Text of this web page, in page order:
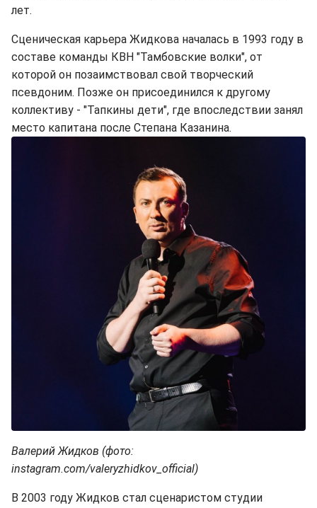
лет.
Сценическая карьера Жидкова началась в 1993 году в
составе команды КВН "Тамбовские волки", от
которой он позаимствовал свой творческий
псевдоним. Позже он присоединился к другому
коллективу - "Тапкины дети", где впоследствии занял
место капитана после Степана Казанина.
Валерий Жидков (фото:
instagram.com/valeryzhidkov_official)
В 2003 году Жидков стал сценаристом студии